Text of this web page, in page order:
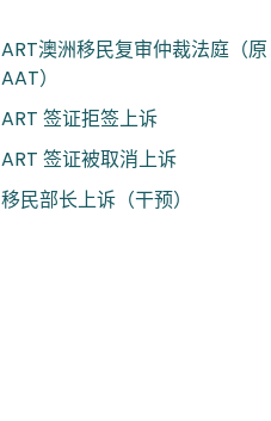
ART澳洲移民复审仲裁法庭（原
AAT）​
ART 签证拒签上诉
ART 签证被取消上诉
移民部长上诉（干预）